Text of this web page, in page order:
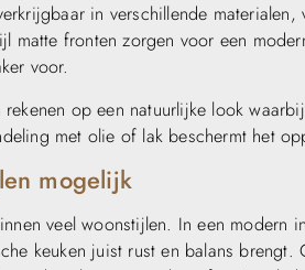
in verschillende
matte fronten zorgen voor een
voor.
op een natuurlijke look
met olie of lak beschermt het
mogelijk
veel woonstijlen. In een modern
keuken juist rust en balans